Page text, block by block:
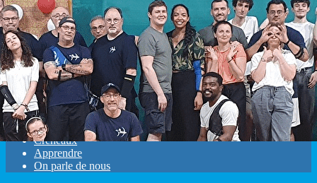
Exporter les lignes sélectionnées
Exporter toutes les colonnes
Exporter uniquement les colonnes affichées
Menu
<
>
Evènements
Galerie photos
Créneaux
Apprendre
On parle de nous